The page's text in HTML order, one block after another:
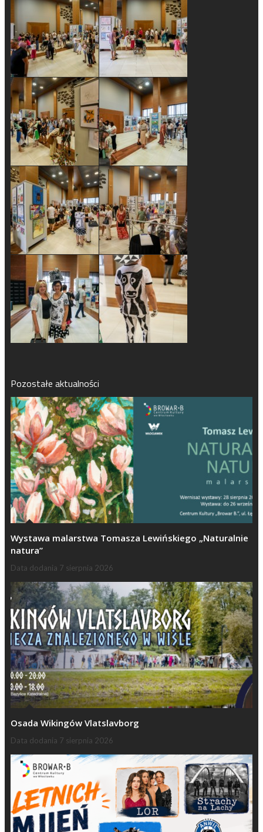
Pozostałe aktualności
Wystawa malarstwa Tomasza Lewińskiego „Naturalnie
natura”
Data dodania 7 sierpnia 2026
Osada Wikingów Vlatslavborg
Data dodania 7 sierpnia 2026